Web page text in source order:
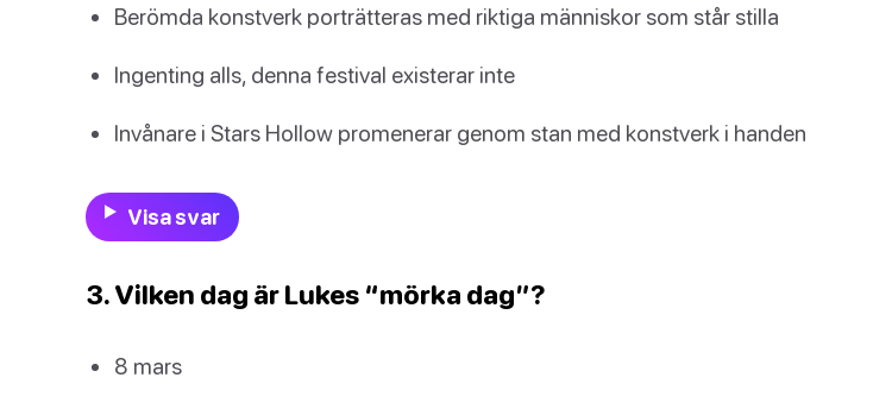
Berömda konstverk porträtteras med riktiga människor som står stilla
Ingenting alls, denna festival existerar inte
Invånare i Stars Hollow promenerar genom stan med konstverk i handen
Visa svar
3. Vilken dag är Lukes “mörka dag”?
8 mars